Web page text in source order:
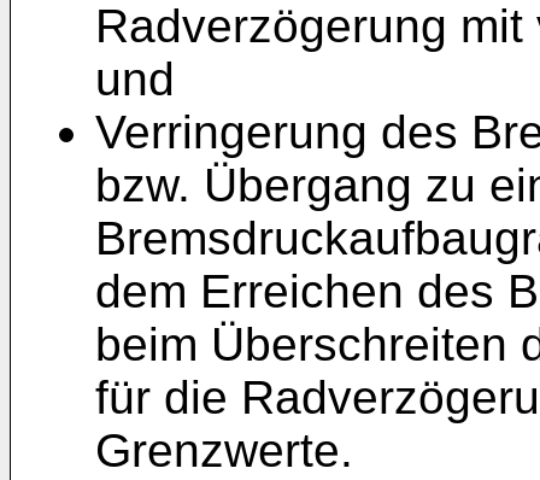
Radverzögerung
und
Verringerung des
bzw. Übergang zu
dem Erreichen des
beim Überschreiten
für die
Grenzwerte.